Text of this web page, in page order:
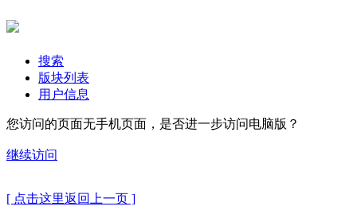
搜索
版块列表
用户信息
您访问的页面无手机页面，是否进一步访问电脑版？
继续访问
[ 点击这里返回上一页 ]